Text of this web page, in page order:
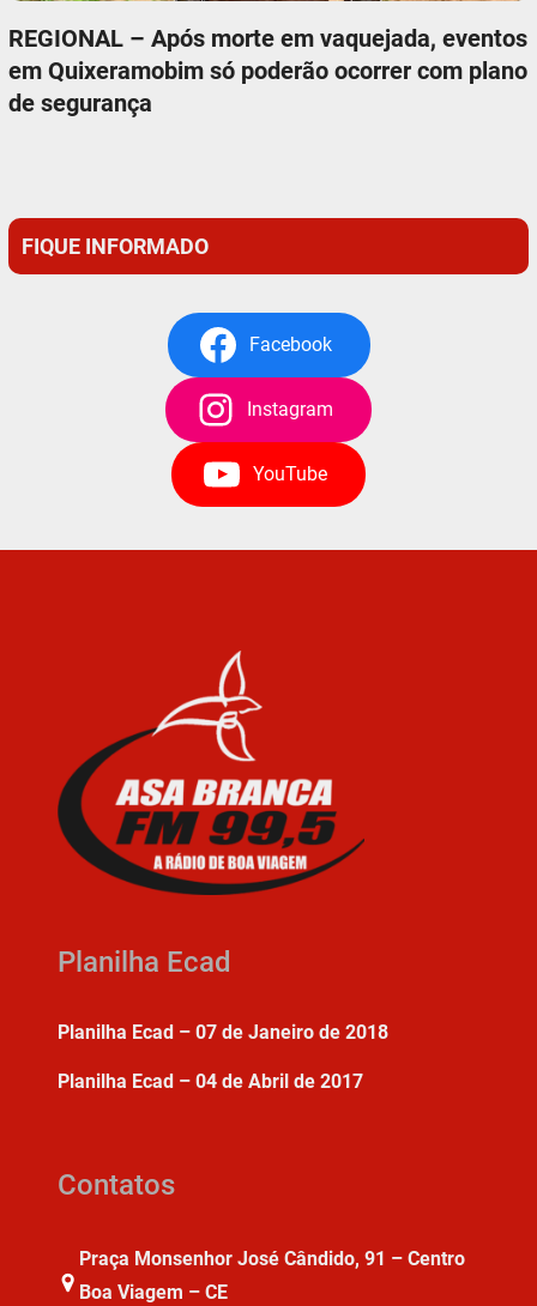
REGIONAL – Após morte em vaquejada, eventos
em Quixeramobim só poderão ocorrer com plano
de segurança
FIQUE INFORMADO
Facebook
Instagram
YouTube
Planilha Ecad
Planilha Ecad – 07 de Janeiro de 2018
Planilha Ecad – 04 de Abril de 2017
Contatos
Praça Monsenhor José Cândido, 91 – Centro
Boa Viagem – CE